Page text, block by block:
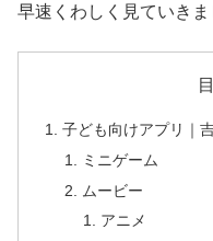
早速くわしく見ていきま
子ども向けアプリ｜
ミニゲーム
ムービー
アニメ